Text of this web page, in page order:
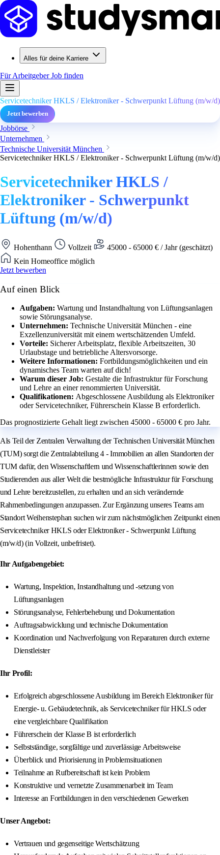
Alles für deine Karriere
Für ArbeitgeberJob finden
Servicetechniker HKLS / Elektroniker - Schwerpunkt Lüftung (m/w/d)
Jetzt bewerben
Jobbörse
Unternehmen
Technische Universität München
Servicetechniker HKLS / Elektroniker - Schwerpunkt Lüftung (m/w/d)
Servicetechniker HKLS /
Elektroniker - Schwerpunkt
Lüftung (m/w/d)
Hohenthann Vollzeit
45000 - 65000 € / Jahr (geschätzt)
Kein Homeoffice möglich
Jetzt bewerben
Auf einen Blick
Aufgaben: Wartung und Instandhaltung von Lüftungsanlagen
sowie Störungsanalyse.
Unternehmen: Technische Universität München - eine
Exzellenzuniversität mit einem wertschätzenden Umfeld.
Vorteile: Sicherer Arbeitsplatz, flexible Arbeitszeiten, 30
Urlaubstage und betriebliche Altersvorsorge.
Weitere Informationen: Fortbildungsmöglichkeiten und ein
dynamisches Team warten auf dich!
Warum dieser Job: Gestalte die Infrastruktur für Forschung
und Lehre an einer renommierten Universität.
Qualifikationen: Abgeschlossene Ausbildung als Elektroniker
oder Servicetechniker, Führerschein Klasse B erforderlich.
Das prognostizierte Gehalt liegt zwischen 45000 - 65000 € pro Jahr.
Als Teil der Zentralen Verwaltung der Technischen Universität München
(TUM) sorgt die Zentralabteilung 4 - Immobilien an allen Standorten der
TUM dafür, den Wissenschaftlern und Wissenschaftlerinnen sowie den
Studierenden aus aller Welt die bestmögliche Infrastruktur für Forschung
und Lehre bereitzustellen, zu erhalten und an sich verändernde
Rahmenbedingungen anzupassen. Zur Ergänzung unseres Teams am
Standort Weihenstephan suchen wir zum nächstmöglichen Zeitpunkt einen
Servicetechniker HKLS oder Elektroniker - Schwerpunkt Lüftung
(m/w/d) (in Vollzeit, unbefristet).
Ihr Aufgabengebiet:
Wartung, Inspektion, Instandhaltung und -setzung von
Lüftungsanlagen
Störungsanalyse, Fehlerbehebung und Dokumentation
Auftragsabwicklung und technische Dokumentation
Koordination und Nachverfolgung von Reparaturen durch externe
Dienstleister
Ihr Profil:
Erfolgreich abgeschlossene Ausbildung im Bereich Elektroniker für
Energie- u. Gebäudetechnik, als Servicetechniker für HKLS oder
eine vergleichbare Qualifikation
Führerschein der Klasse B ist erforderlich
Selbstständige, sorgfältige und zuverlässige Arbeitsweise
Überblick und Priorisierung in Problemsituationen
Teilnahme an Rufbereitschaft ist kein Problem
Konstruktive und vernetzte Zusammenarbeit im Team
Interesse an Fortbildungen in den verschiedenen Gewerken
Unser Angebot:
Vertrauen und gegenseitige Wertschätzung